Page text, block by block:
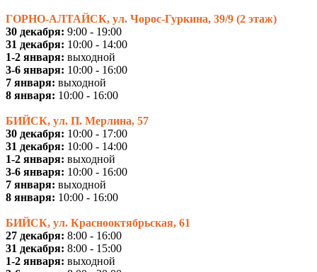
ГОРНО-АЛТАЙСК, ул. Чорос-Гуркина, 39/9 (2 этаж)
30 декабря: 9:00 - 19:00
31 декабря: 10:00 - 14:00
1-2 января: выходной
3-6 января: 10:00 - 16:00
7 января: выходной
8 января: 10:00 - 16:00
БИЙСК, ул. П. Мерлина, 57
30 декабря: 10:00 - 17:00
31 декабря: 10:00 - 14:00
1-2 января: выходной
3-6 января: 10:00 - 16:00
7 января: выходной
8 января: 10:00 - 16:00
БИЙСК, ул. Краснооктябрьская, 61
27 декабря: 8:00 - 16:00
31 декабря: 8:00 - 15:00
1-2 января: выходной